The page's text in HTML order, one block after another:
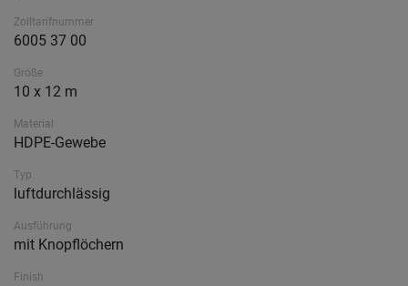
Zolltarifnummer
6005 37 00
Größe
10 x 12 m
Material
HDPE-Gewebe
Typ
luftdurchlässig
Ausführung
mit Knopflöchern
Finish